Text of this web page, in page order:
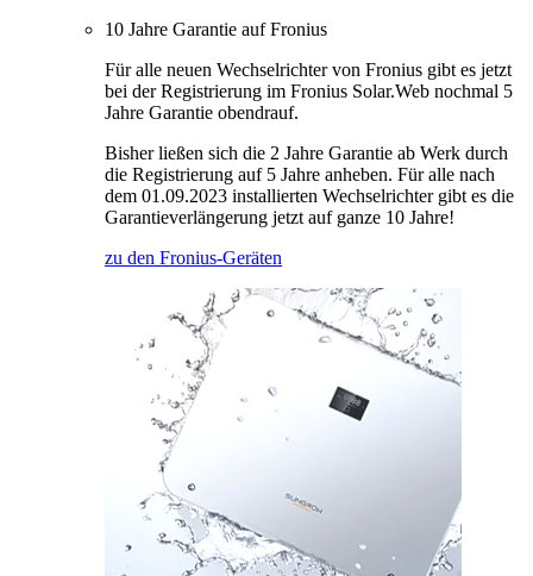
10 Jahre Garantie auf Fronius
Für alle neuen Wechselrichter von Fronius gibt es jetzt
bei der Registrierung im Fronius Solar.Web nochmal 5
Jahre Garantie obendrauf.
Bisher ließen sich die 2 Jahre Garantie ab Werk durch
die Registrierung auf 5 Jahre anheben. Für alle nach
dem 01.09.2023 installierten Wechselrichter gibt es die
Garantieverlängerung jetzt auf ganze 10 Jahre!
zu den Fronius-Geräten